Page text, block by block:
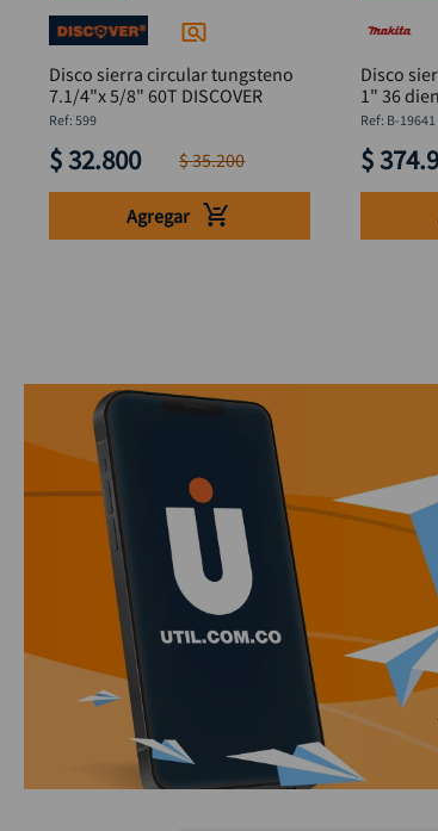
Disco sierra circular tungsteno
7.1/4"x 5/8" 60T DISCOVER
: 599
$32.800 $35.200
Agregar
Disco
1" 36
19641
: B-19641
$374.